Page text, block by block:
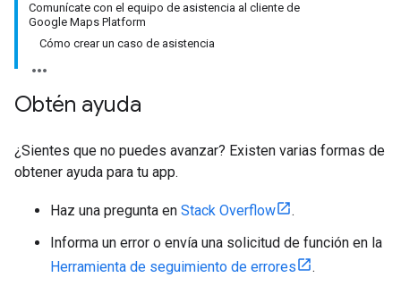
Comunícate con el equipo de asistencia al cliente de
Google Maps Platform
Cómo crear un caso de asistencia
Obtén ayuda
¿Sientes que no puedes avanzar? Existen varias formas de
obtener ayuda para tu app.
Haz una pregunta en Stack Overflow
.
Informa un error o envía una solicitud de función en la
Herramienta de seguimiento de errores
.